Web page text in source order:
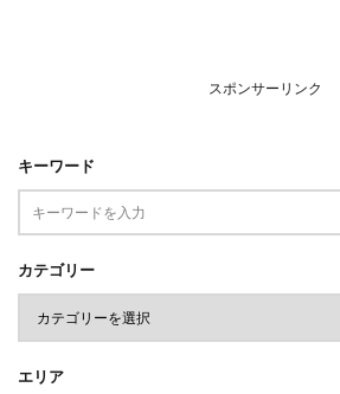
スポンサーリンク
キーワード
カテゴリー
エリア